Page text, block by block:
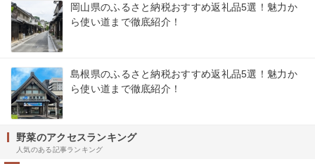
岡山県のふるさと納税おすすめ返礼品5選！魅力か
ら使い道まで徹底紹介！
島根県のふるさと納税おすすめ返礼品5選！魅力か
ら使い道まで徹底紹介！
野菜のアクセスランキング
人気のある記事ランキング